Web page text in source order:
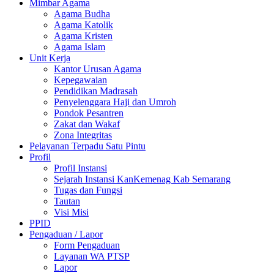
Mimbar Agama
Agama Budha
Agama Katolik
Agama Kristen
Agama Islam
Unit Kerja
Kantor Urusan Agama
Kepegawaian
Pendidikan Madrasah
Penyelenggara Haji dan Umroh
Pondok Pesantren
Zakat dan Wakaf
Zona Integritas
Pelayanan Terpadu Satu Pintu
Profil
Profil Instansi
Sejarah Instansi KanKemenag Kab Semarang
Tugas dan Fungsi
Tautan
Visi Misi
PPID
Pengaduan / Lapor
Form Pengaduan
Layanan WA PTSP
Lapor